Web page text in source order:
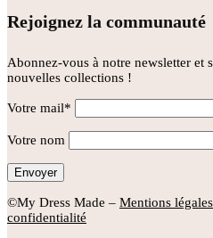
Rejoignez la communauté
Abonnez-vous à notre newsletter et
nouvelles collections !
Votre mail*
Votre nom
©My Dress Made – Mentions légales
confidentialité